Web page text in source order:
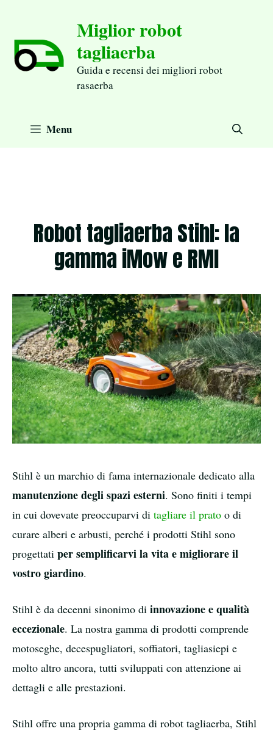
contenu
Miglior robot
tagliaerba
Guida e recensi dei migliori robot
rasaerba
Menu
Robot tagliaerba Stihl: la
gamma iMow e RMI
Stihl è un marchio di fama internazionale dedicato alla
manutenzione degli spazi esterni. Sono finiti i tempi
in cui dovevate preoccuparvi di tagliare il prato o di
curare alberi e arbusti, perché i prodotti Stihl sono
progettati per semplificarvi la vita e migliorare il
vostro giardino.
Stihl è da decenni sinonimo di innovazione e qualità
eccezionale. La nostra gamma di prodotti comprende
motoseghe, decespugliatori, soffiatori, tagliasiepi e
molto altro ancora, tutti sviluppati con attenzione ai
dettagli e alle prestazioni.
Stihl offre una propria gamma di robot tagliaerba, Stihl